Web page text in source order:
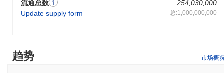
流通总数
Update supply form
254,030,000
总:1,000,000,000
的各种游戏和服务。该项目旨在创建一个充满活力的社区，用户可
以在其中赚取奖励并参与互动体验。 次要参与者，如开发者和内容
全性方面发挥着关键作用，参与治理和决策过程，塑造平台的未
来。总体而言，Affyn促进了一个支持用户和开发者在元宇宙中实现
趋势 市场概